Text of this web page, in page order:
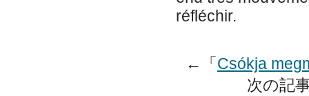
réfléchir.
←「Csókja
次の記